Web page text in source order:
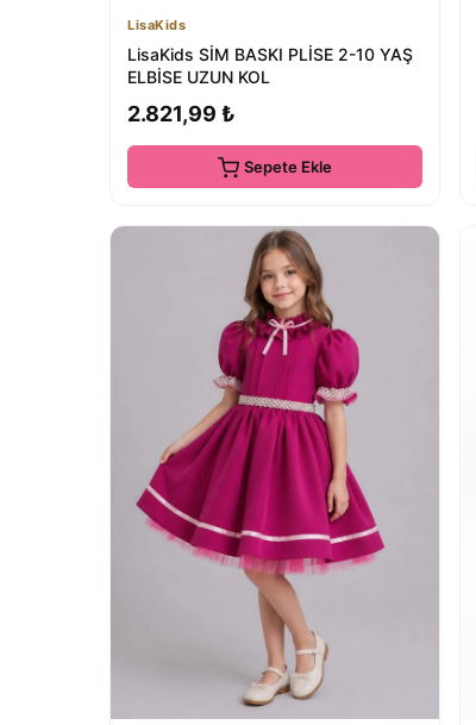
LisaKids
LisaKids SİM BASKI PLİSE 2-10 YAŞ
ELBİSE UZUN KOL
2.821,99 ₺
Sepete Ekle